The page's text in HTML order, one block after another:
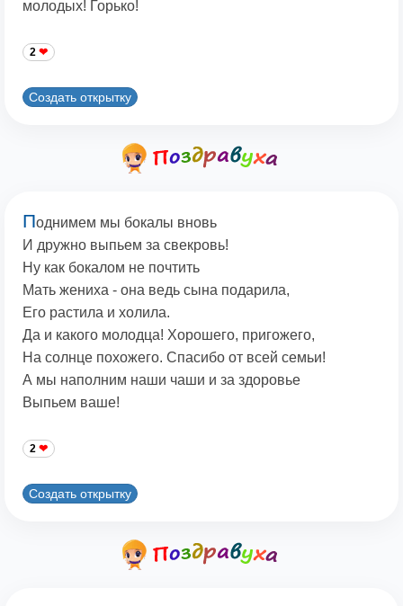
молодых! Горько!
2
Создать открытку
Поднимем мы бокалы вновь
И дружно выпьем за свекровь!
Ну как бокалом не почтить
Мать жениха - она ведь сына подарила,
Его растила и холила.
Да и какого молодца! Хорошего, пригожего,
На солнце похожего. Спасибо от всей семьи!
А мы наполним наши чаши и за здоровье
Выпьем ваше!
2
Создать открытку